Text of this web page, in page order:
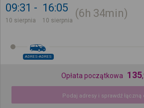
09:31
10 sierpnia
16:05
10 sierpnia
6h 34min
ADRES-ADRES
Opłata początkowa 135,
Podaj adresy i sprawdź łączną